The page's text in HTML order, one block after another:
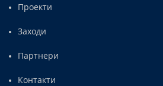
Проекти
Заходи
Партнери
Контакти